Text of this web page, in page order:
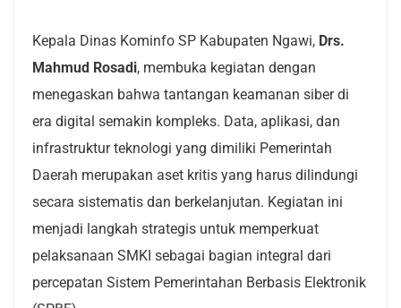
Kepala Dinas Kominfo SP Kabupaten Ngawi, Drs.
Mahmud Rosadi, membuka kegiatan dengan
menegaskan bahwa tantangan keamanan siber di
era digital semakin kompleks. Data, aplikasi, dan
infrastruktur teknologi yang dimiliki Pemerintah
Daerah merupakan aset kritis yang harus dilindungi
secara sistematis dan berkelanjutan. Kegiatan ini
menjadi langkah strategis untuk memperkuat
pelaksanaan SMKI sebagai bagian integral dari
percepatan Sistem Pemerintahan Berbasis Elektronik